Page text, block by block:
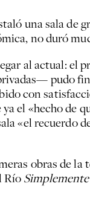
una sala de
no duró
al actual:
pudo
con
«hecho de
«el
obras de
Río